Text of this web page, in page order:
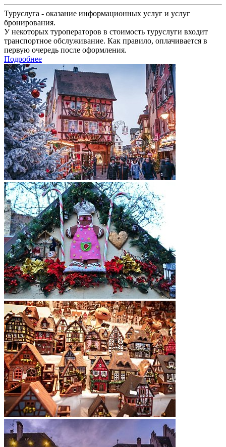
Туруслуга - оказание информационных услуг и услуг
бронирования.
У некоторых туроператоров в стоимость туруслуги входит
транспортное обслуживание. Как правило, оплачивается в
первую очередь после оформления.
Подробнее